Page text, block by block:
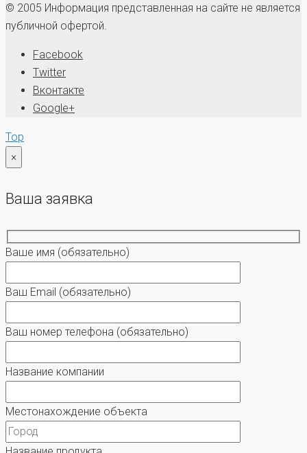
© 2005 Информация представленная на сайте не является
публичной офертой.
Facebook
Twitter
Вконтакте
Google+
Top
×
Ваша заявка
Ваше имя (обязательно)
Ваш Email (обязательно)
Ваш номер телефона (обязательно)
Название компании
Местонахождение объекта